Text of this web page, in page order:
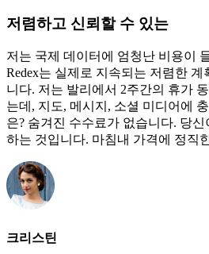
저렴하고 신뢰할 수 있는
저는 국제 데이터에 엄청난 비용이
Redex는 실제로 지속되는 저렴한
니다. 저는 발리에서 2주간의 휴가
는데, 지도, 메시지, 소셜 미디어에
은? 숨겨진 수수료가 없습니다. 당
하는 것입니다. 마침내 가격에 정직
크리스틴